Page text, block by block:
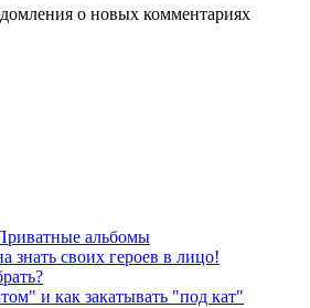
о новых комментариях
альбомы
знать своих героев в лицо!
и как закатывать "под кат"